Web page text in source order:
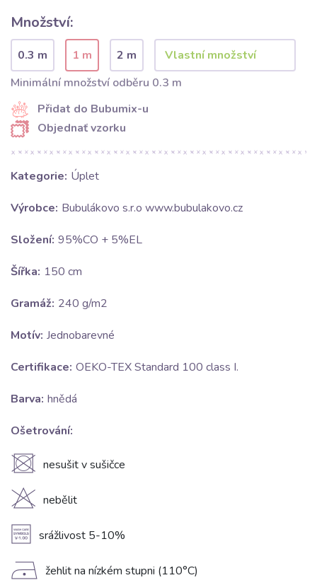
Množství:
0.3 m 1 m
2 m
Minimální množství odběru 0.3 m
Přidat do Bubumix-u
Objednať vzorku
Kategorie: Úplet
Výrobce: Bubulákovo s.r.o www.bubulakovo.cz
Složení: 95%CO + 5%EL
Šířka: 150 cm
Gramáž: 240 g/m2
Motív: Jednobarevné
Certifikace: OEKO-TEX Standard 100 class I.
Barva: hnědá
Ošetrování:
U nesušit v sušičce
H nebělit
A srážlivost 5-10%
D žehlit na nízkém stupni (110°C)